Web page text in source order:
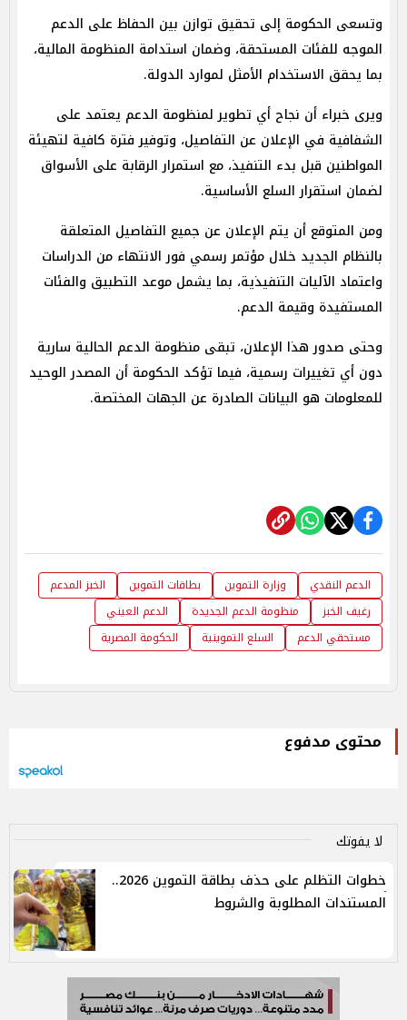
وتسعى الحكومة إلى تحقيق توازن بين الحفاظ على الدعم
الموجه للفئات المستحقة، وضمان استدامة المنظومة المالية،
بما يحقق الاستخدام الأمثل لموارد الدولة.
ويرى خبراء أن نجاح أي تطوير لمنظومة الدعم يعتمد على
الشفافية في الإعلان عن التفاصيل، وتوفير فترة كافية لتهيئة
المواطنين قبل بدء التنفيذ، مع استمرار الرقابة على الأسواق
لضمان استقرار السلع الأساسية.
ومن المتوقع أن يتم الإعلان عن جميع التفاصيل المتعلقة
بالنظام الجديد خلال مؤتمر رسمي فور الانتهاء من الدراسات
واعتماد الآليات التنفيذية، بما يشمل موعد التطبيق والفئات
المستفيدة وقيمة الدعم.
وحتى صدور هذا الإعلان، تبقى منظومة الدعم الحالية سارية
دون أي تغييرات رسمية، فيما تؤكد الحكومة أن المصدر الوحيد
للمعلومات هو البيانات الصادرة عن الجهات المختصة.
الدعم النقدي وزارة التموين بطاقات التموين
الخبز المدعم
رغيف الخبز
منظومة الدعم الجديدة
الدعم العيني
مستحقي الدعم
السلع التموينية الحكومة المصرية
محتوى مدفوع
لا يفوتك
خطوات التظلم على حذف بطاقة التموين 2026..
المستندات المطلوبة والشروط